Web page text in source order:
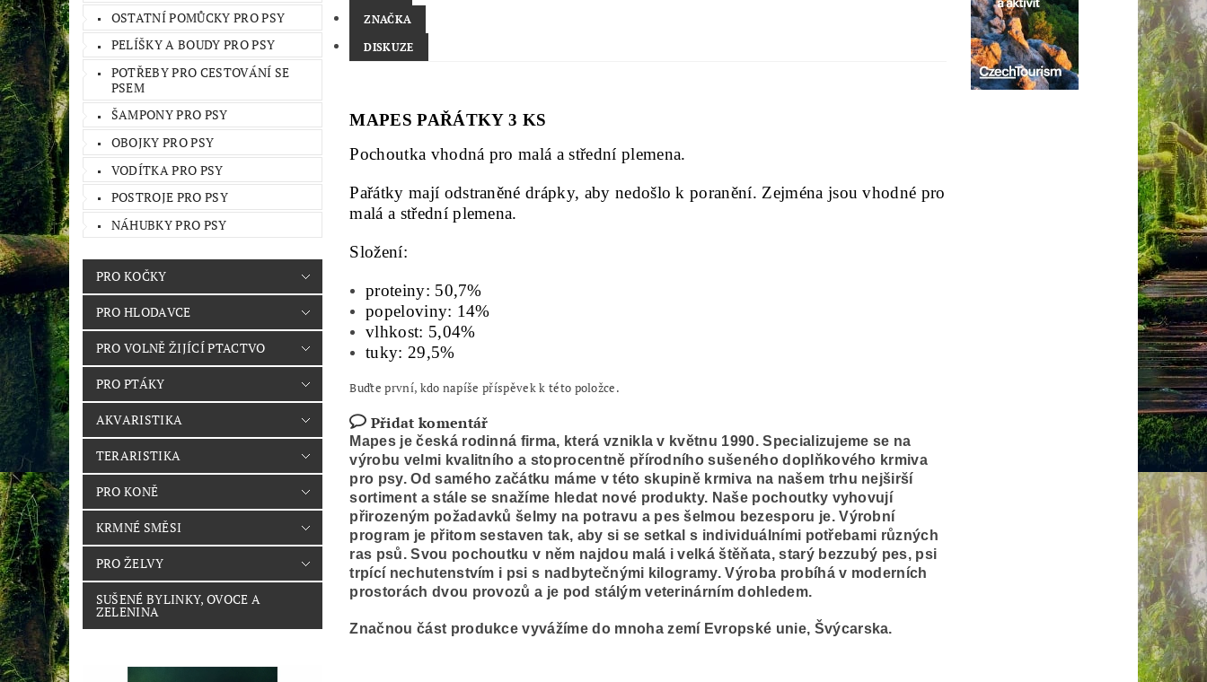
OSTATNÍ POMŮCKY PRO PSY
PELÍŠKY A BOUDY PRO PSY
POTŘEBY PRO CESTOVÁNÍ SE
PSEM
ŠAMPONY PRO PSY
OBOJKY PRO PSY
VODÍTKA PRO PSY
POSTROJE PRO PSY
NÁHUBKY PRO PSY
PRO KOČKY
PRO HLODAVCE
PRO VOLNĚ ŽIJÍCÍ PTACTVO
PRO PTÁKY
AKVARISTIKA
TERARISTIKA
PRO KONĚ
KRMNÉ SMĚSI
PRO ŽELVY
SUŠENÉ BYLINKY, OVOCE A
ZELENINA
ZNAČKA
DISKUZE
MAPES PAŘÁTKY 3 KS
Pochoutka vhodná pro malá a střední plemena.
Pařátky mají odstraněné drápky, aby nedošlo k poranění. Zejména jsou vhodné pro
malá a střední plemena.
Složení:
proteiny: 50,7%
popeloviny: 14%
vlhkost: 5,04%
tuky: 29,5%
Buďte první, kdo napíše příspěvek k této položce.
Přidat komentář
Mapes je česká rodinná firma, která vznikla v květnu 1990. Specializujeme se na
výrobu velmi kvalitního a stoprocentně přírodního sušeného doplňkového krmiva
pro psy. Od samého začátku máme v této skupině krmiva na našem trhu nejširší
sortiment a stále se snažíme hledat nové produkty. Naše pochoutky vyhovují
přirozeným požadavků šelmy na potravu a pes šelmou bezesporu je. Výrobní
program je přitom sestaven tak, aby si se setkal s individuálními potřebami různých
ras psů. Svou pochoutku v něm najdou malá i velká štěňata, starý bezzubý pes, psi
trpící nechutenstvím i psi s nadbytečnými kilogramy. Výroba probíhá v moderních
prostorách dvou provozů a je pod stálým veterinárním dohledem.
Značnou část produkce vyvážíme do mnoha zemí Evropské unie, Švýcarska.